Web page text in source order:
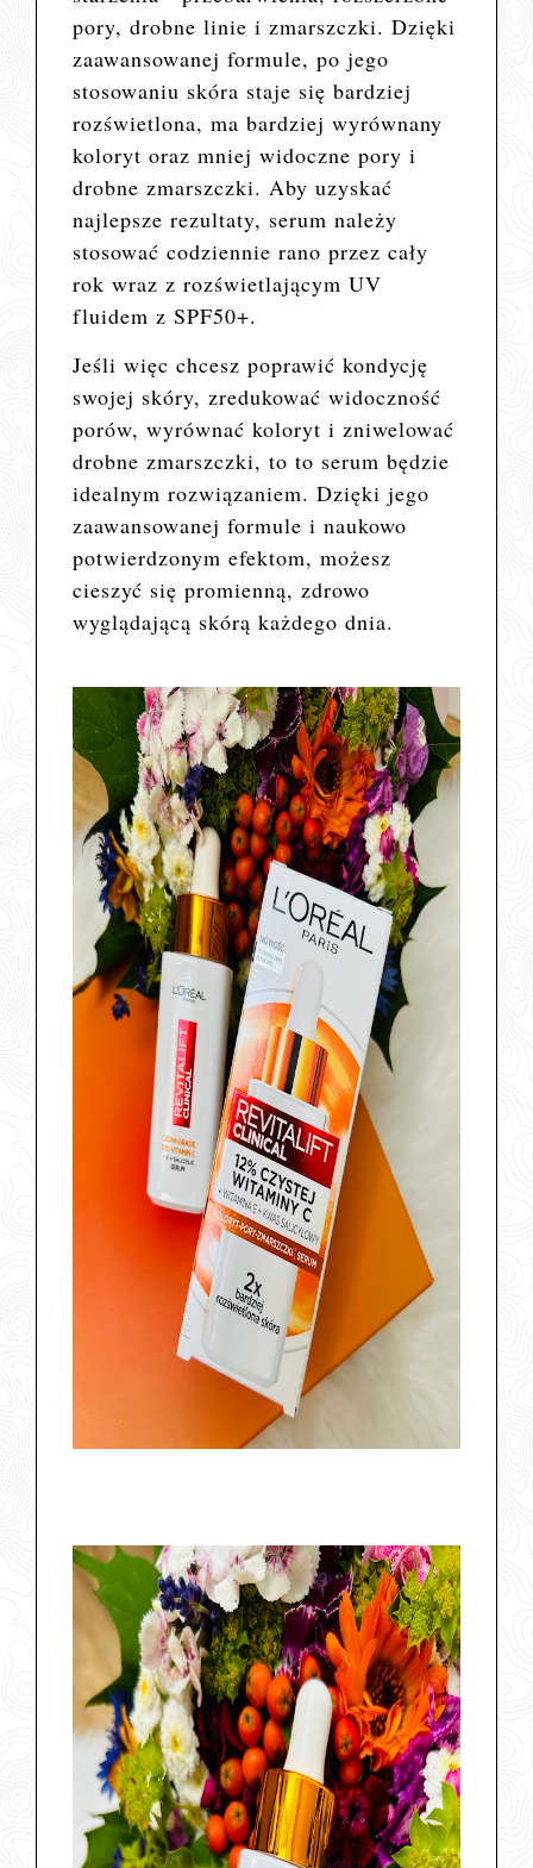
pory, drobne linie i zmarszczki. Dzięki
zaawansowanej formule, po jego
stosowaniu skóra staje się bardziej
rozświetlona, ma bardziej wyrównany
koloryt oraz mniej widoczne pory i
drobne zmarszczki. Aby uzyskać
najlepsze rezultaty, serum należy
stosować codziennie rano przez cały
rok wraz z rozświetlającym UV
fluidem z SPF50+.
Jeśli więc chcesz poprawić kondycję
swojej skóry, zredukować widoczność
porów, wyrównać koloryt i zniwelować
drobne zmarszczki, to to serum będzie
idealnym rozwiązaniem. Dzięki jego
zaawansowanej formule i naukowo
potwierdzonym efektom, możesz
cieszyć się promienną, zdrowo
wyglądającą skórą każdego dnia.